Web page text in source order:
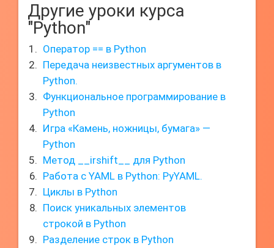
Другие уроки курса
"Python"
Оператор == в Python
Передача неизвестных аргументов в
Python.
Функциональное программирование в
Python
Игра «Камень, ножницы, бумага» —
Python
Метод __irshift__ для Python
Работа с YAML в Python: PyYAML.
Циклы в Python
Поиск уникальных элементов
строкой в Python
Разделение строк в Python